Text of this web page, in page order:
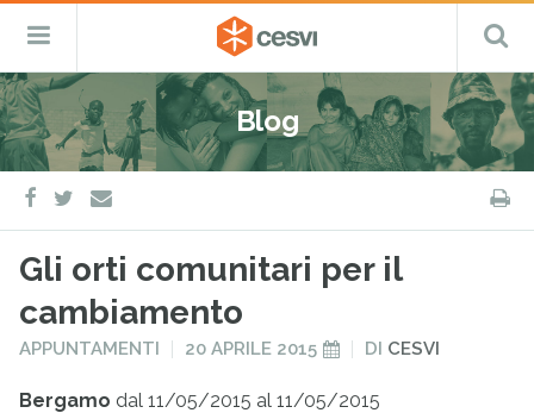
Salta
al
contenuto
CESVI
Fondazione
–
ETS
Cooperazione,
Emergenza
e
Sviluppo
Menu
Blog
facebook
twitter
e-
mail
Gli orti comunitari per il
cambiamento
PUBBLICATO
APPUNTAMENTI
PUBBLICATO
20 APRILE 2015 DI CESVI
Bergamo dal 11/05/2015 al 11/05/2015